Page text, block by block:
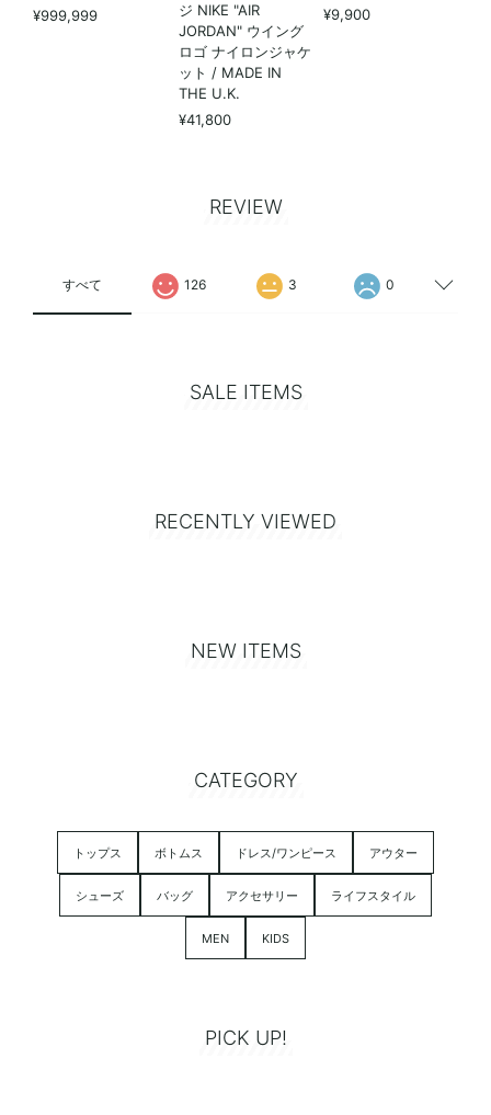
¥999,999
ジ NIKE "AIR
JORDAN" ウイング
ロゴ ナイロンジャケ
ット / MADE IN
THE U.K.
¥41,800
¥9,900
REVIEW
すべて 126 3 0
SALE ITEMS
RECENTLY VIEWED
NEW ITEMS
CATEGORY
トップス ボトムス ドレス/ワンピース アウター
シューズ バッグ アクセサリー ライフスタイル
MEN KIDS
PICK UP!